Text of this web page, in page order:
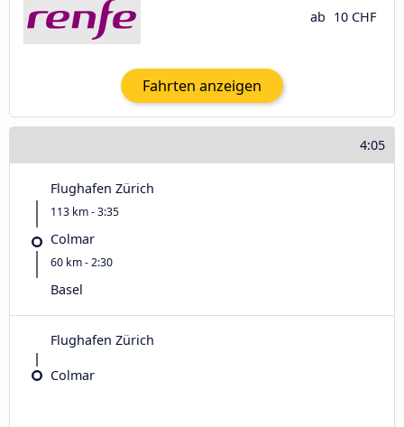
ab 10 CHF
Fahrten anzeigen
4:05
Flughafen Zürich
113 km - 3:35
Colmar
60 km - 2:30
Basel
Flughafen Zürich
Colmar